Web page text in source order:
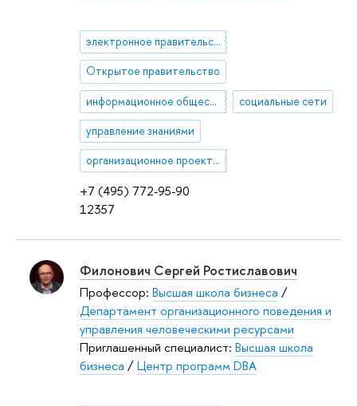
+7 (495) 772-95-90
12357
электронное правительство
Открытое правительство
информационное общество социальные сети
управление знаниями
организационное проектирование
Филонович Сергей Ростиславович
Профессор: Высшая школа бизнеса /
Департамент организационного поведения и
управления человеческими ресурсами
Приглашенный специалист: Высшая школа
бизнеса /Центр программ DВА